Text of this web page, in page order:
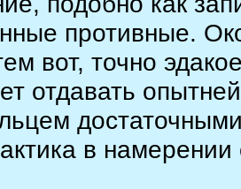
противные.
вот, точно
отдавать
в